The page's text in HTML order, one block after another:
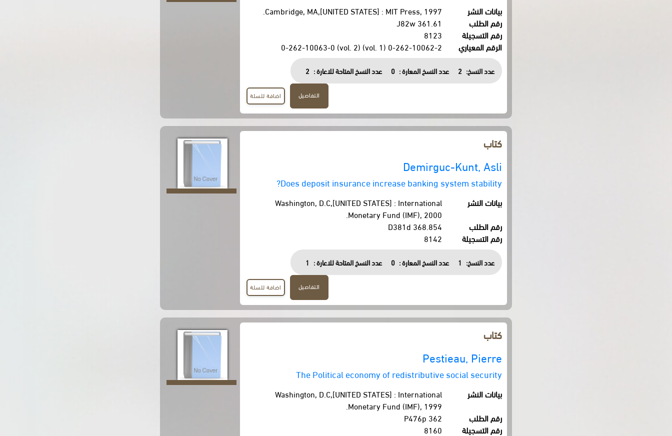
بيانات النشر
Cambridge, MA,[UNITED STATES] : MIT Press, 1997.
رقم الطلب
361.61 J82w
رقم التسجيلة
8123
الرقم المعياري
0-262-10062-2 (vol. 1) 0-262-10063-0 (vol. 2)
عدد النسخ: 2 عدد النسخ المعارة : 0 عدد النسخ المتاحة للاعارة : 2
التفاصيل اضافة للسلة
كتاب
Demirguc-Kunt, Asli
Does deposit insurance increase banking system stability?
بيانات النشر
Washington, D.C,[UNITED STATES] : International
Monetary Fund (IMF), 2000.
رقم الطلب
368.854 D381d
رقم التسجيلة
8142
عدد النسخ: 1 عدد النسخ المعارة : 0 عدد النسخ المتاحة للاعارة : 1
التفاصيل اضافة للسلة
كتاب
Pestieau, Pierre
The Political economy of redistributive social security
بيانات النشر
Washington, D.C,[UNITED STATES] : International
Monetary Fund (IMF), 1999.
رقم الطلب
362 P476p
رقم التسجيلة
8160